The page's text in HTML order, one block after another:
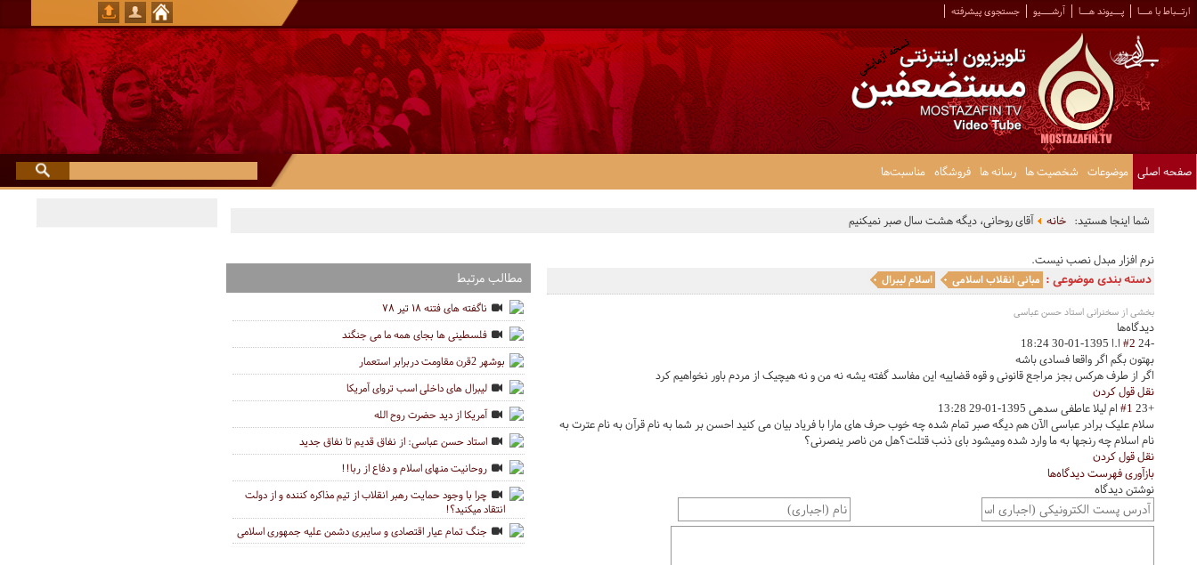
ارتــباط با مـــا پـــیوند هـــا آرشــــیو جستجوی پیشرفته
صفحه اصلی موضوعات شخصیت ها رسانه ها فروشگاه مناسبت‌ها
شما اینجا هستید: خانه آقای روحانی، دیگه هشت سال صبر نمیکنیم
نرم افزار مبدل نصب نیست.
مطالب مرتبط
ناگفته های فتنه ۱۸ تیر ۷۸
فلسطینی ها بجای همه ما می جنگند
بوشهر 2قرن مقاومت دربرابر استعمار
لیبرال های داخلی اسب تروای آمریکا
آمریکا از دید حضرت روح الله
استاد حسن عباسی: از نفاق قدیم تا نفاق جدید
روحانیت منهای اسلام و دفاع از ربا!!
چرا با وجود حمایت رهبر انقلاب از تیم مذاکره کننده و از دولت
انتقاد میکنید؟!
جنگ تمام عیار اقتصادی و سایبری دشمن علیه جمهوری اسلامی
دسته بندی موضوعی : مبانی انقلاب اسلامی اسلام لیبرال
بخشی از سخنرانی استاد حسن عباسی
دیدگاه‌ها
-24
#2 ا.ا 1395-01-30 18:24
بهتون بگم اگر واقعا فسادی باشه
اگر از طرف هرکس بجز مراجع قانونی و قوه قضاییه این مفاسد گفته یشه نه من و نه هیچیک از مردم باور نخواهیم کرد
نقل قول کردن
+23
#1 ام لیلا عاطفی سدهی 1395-01-29 13:28
سلام علیک برادر عباسی الآن هم دیگه صبر تمام شده چه خوب حرف های مارا با فریاد بیان می کنید احسن بر شما به نام قرآن به نام عترت به
نام اسلام چه رنجها به ما وارد شده ومیشود بای ذنب قتلت؟هل من ناصر ینصرنی؟
نقل قول کردن
بازآوری فهرست دیدگاه‌ها
نوشتن دیدگاه